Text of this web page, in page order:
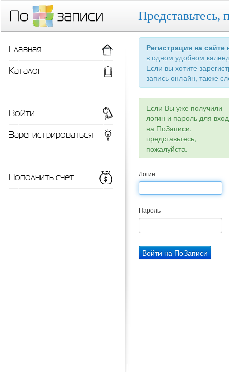
Представьтесь,
Регистрация на
в одном удобном
Если вы хотите
запись онлайн, также
Если Вы уже получили
логин и пароль для
на ПоЗаписи,
представьтесь,
пожалуйста.
Логин
Пароль
Главная
Каталог
Войти
Зарегистрироваться
Пополнить счет